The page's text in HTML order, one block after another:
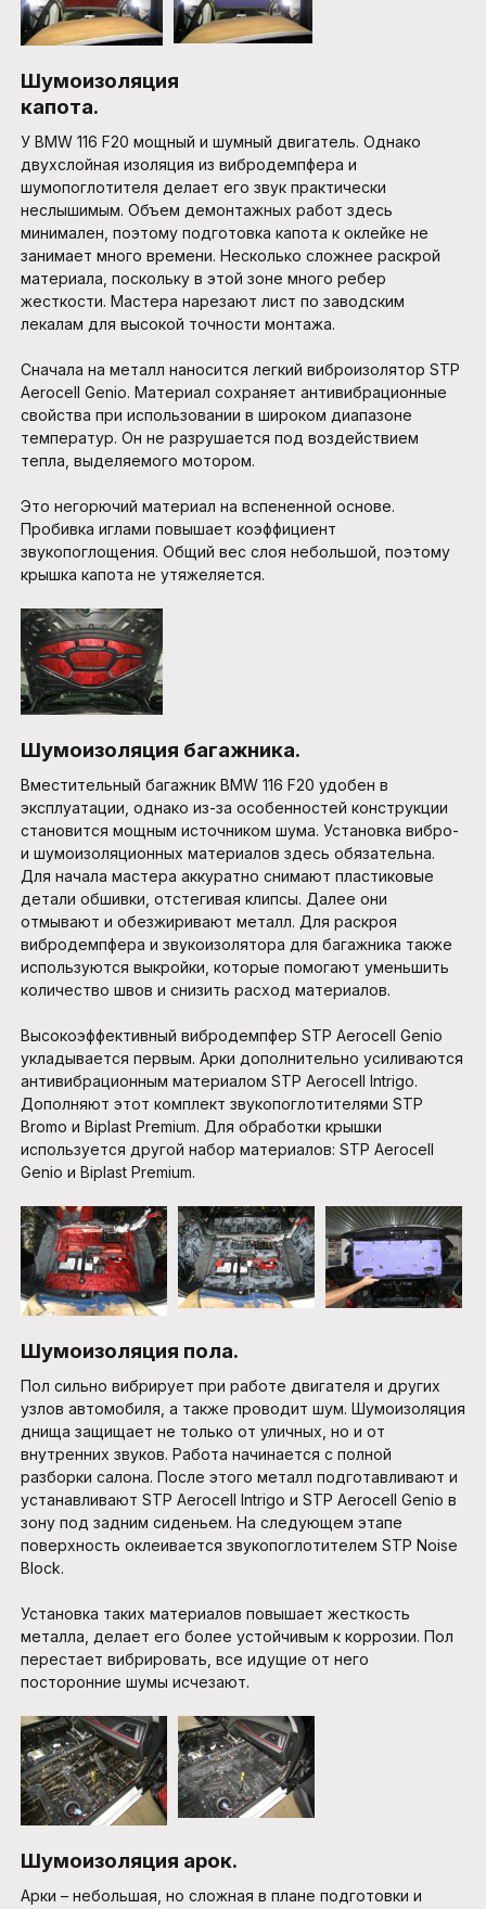
Шумоизоляция
капота.
У BMW 116 F20 мощный и шумный двигатель. Однако
двухслойная изоляция из вибродемпфера и
шумопоглотителя делает его звук практически
неслышимым. Объем демонтажных работ здесь
минимален, поэтому подготовка капота к оклейке не
занимает много времени. Несколько сложнее раскрой
материала, поскольку в этой зоне много ребер
жесткости. Мастера нарезают лист по заводским
лекалам для высокой точности монтажа.
Сначала на металл наносится легкий виброизолятор STP
Aerocell Genio. Материал сохраняет антивибрационные
свойства при использовании в широком диапазоне
температур. Он не разрушается под воздействием
тепла, выделяемого мотором.
Это негорючий материал на вспененной основе.
Пробивка иглами повышает коэффициент
звукопоглощения. Общий вес слоя небольшой, поэтому
крышка капота не утяжеляется.
Шумоизоляция багажника.
Вместительный багажник BMW 116 F20 удобен в
эксплуатации, однако из-за особенностей конструкции
становится мощным источником шума. Установка вибро-
и шумоизоляционных материалов здесь обязательна.
Для начала мастера аккуратно снимают пластиковые
детали обшивки, отстегивая клипсы. Далее они
отмывают и обезжиривают металл. Для раскроя
вибродемпфера и звукоизолятора для багажника также
используются выкройки, которые помогают уменьшить
количество швов и снизить расход материалов.
Высокоэффективный вибродемпфер STP Aerocell Genio
укладывается первым. Арки дополнительно усиливаются
антивибрационным материалом STP Aerocell Intrigo.
Дополняют этот комплект звукопоглотителями STP
Bromo и Biplast Premium. Для обработки крышки
используется другой набор материалов: STP Aerocell
Genio и Biplast Premium.
Шумоизоляция пола.
Пол сильно вибрирует при работе двигателя и других
узлов автомобиля, а также проводит шум. Шумоизоляция
днища защищает не только от уличных, но и от
внутренних звуков. Работа начинается с полной
разборки салона. После этого металл подготавливают и
устанавливают STP Aerocell Intrigo и STP Aerocell Genio в
зону под задним сиденьем. На следующем этапе
поверхность оклеивается звукопоглотителем STP Noise
Block.
Установка таких материалов повышает жесткость
металла, делает его более устойчивым к коррозии. Пол
перестает вибрировать, все идущие от него
посторонние шумы исчезают.
Шумоизоляция арок.
Арки – небольшая, но сложная в плане подготовки и